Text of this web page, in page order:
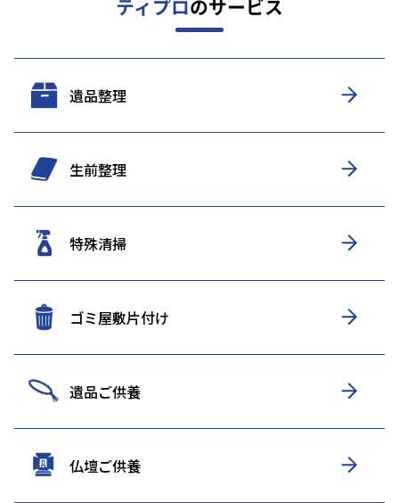
ティプロのサービス
遺品整理
生前整理
特殊清掃
ゴミ屋敷片付け
遺品ご供養
仏壇ご供養